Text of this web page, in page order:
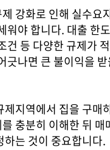
강화로 인해 실수요
워야 합니다. 대출 한
건 등 다양한 규제가
긋나면 큰 불이익을
제지역에서 집을 구매
충분히 이해한 뒤 매
하는 것이 중요합니다.